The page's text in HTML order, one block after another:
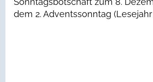
dem 2. Adventssonntag (Lesejahr